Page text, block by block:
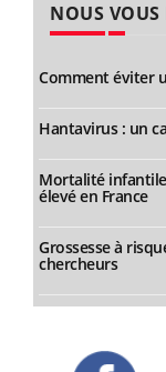
NOUS
Comment éviter
Hantavirus : un
Mortalité
élevé en France
Grossesse à
chercheurs